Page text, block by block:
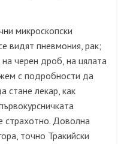
микроскопски
видят пневмония, рак;
черен дроб, на цялата
с подробности да
стане лекар, как
страхотно. Доволна
точно Тракийски